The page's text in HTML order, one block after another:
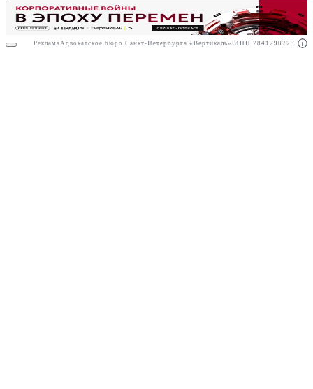
РекламаАО"ПРАВО.РУ" ИНН: 7708095468
Реклама Адвокатское бюро Санкт-Петербурга «Вертикаль» ИНН 7841290773